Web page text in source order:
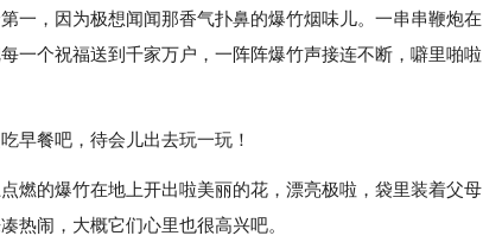
一，因为极想闻闻那香气扑鼻的爆竹烟味儿。一串串鞭炮在
一个祝福送到千家万户，一阵阵爆竹声接连不断，噼里啪啦
早餐吧，待会儿出去玩一玩！
燃的爆竹在地上开出啦美丽的花，漂亮极啦，袋里装着父母
热闹，大概它们心里也很高兴吧。